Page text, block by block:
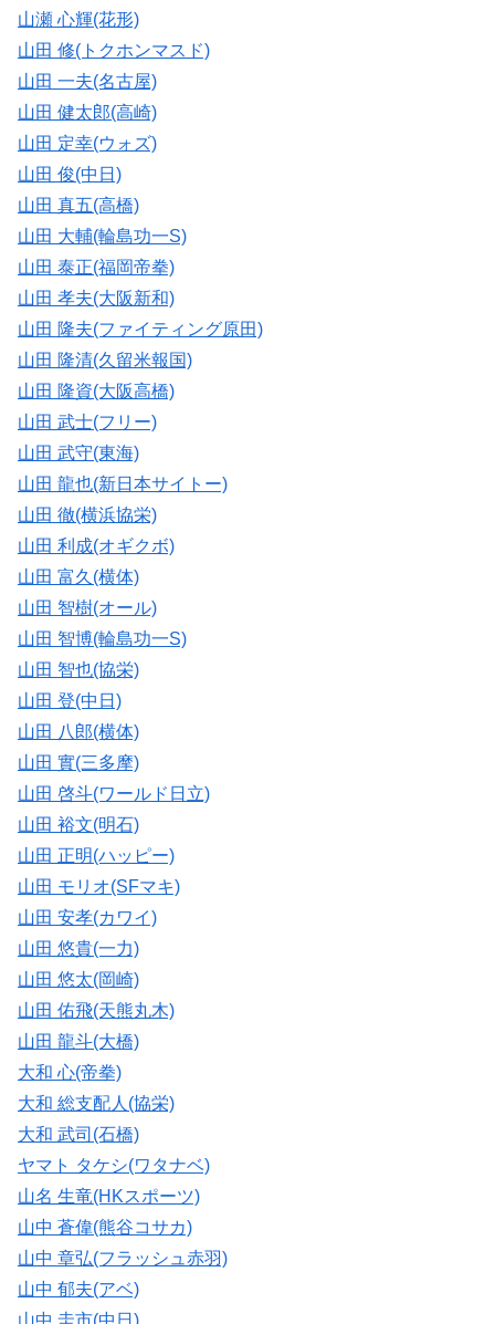
山瀬 心輝(花形)
山田 修(トクホンマスド)
山田 一夫(名古屋)
山田 健太郎(高崎)
山田 定幸(ウォズ)
山田 俊(中日)
山田 真五(高橋)
山田 大輔(輪島功一S)
山田 泰正(福岡帝拳)
山田 孝夫(大阪新和)
山田 隆夫(ファイティング原田)
山田 隆清(久留米報国)
山田 隆資(大阪高橋)
山田 武士(フリー)
山田 武守(東海)
山田 龍也(新日本サイトー)
山田 徹(横浜協栄)
山田 利成(オギクボ)
山田 富久(横体)
山田 智樹(オール)
山田 智博(輪島功一S)
山田 智也(協栄)
山田 登(中日)
山田 八郎(横体)
山田 實(三多摩)
山田 啓斗(ワールド日立)
山田 裕文(明石)
山田 正明(ハッピー)
山田 モリオ(SFマキ)
山田 安孝(カワイ)
山田 悠貴(一力)
山田 悠太(岡崎)
山田 佑飛(天熊丸木)
山田 龍斗(大橋)
大和 心(帝拳)
大和 総支配人(協栄)
大和 武司(石橋)
ヤマト タケシ(ワタナベ)
山名 生竜(HKスポーツ)
山中 蒼偉(熊谷コサカ)
山中 章弘(フラッシュ赤羽)
山中 郁夫(アベ)
山中 圭市(中日)